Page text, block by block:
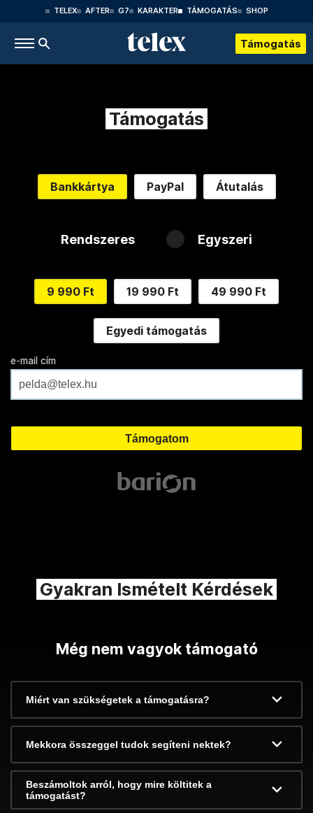
TELEX AFTER G7 KARAKTER TÁMOGATÁS SHOP
Támogatás
Támogatás
Bankkártya PayPal Átutalás
Rendszeres Egyszeri
9 990 Ft 19 990 Ft 49 990 Ft
Egyedi támogatás
e-mail cím
Gyakran Ismételt Kérdések
Még nem vagyok támogató
Miért van szükségetek a támogatásra?
Mekkora összeggel tudok segíteni nektek?
Beszámoltok arról, hogy mire költitek a
támogatást?